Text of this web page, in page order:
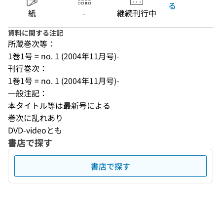
紙 - 継続刊行中
る
資料に関する注記
所蔵巻次等：
1巻1号 = no. 1 (2004年11月号)-
刊行巻次：
1巻1号 = no. 1 (2004年11月号)-
一般注記：
本タイトル等は最新号による
巻次に乱れあり
DVD-videoとも
書店で探す
書店で探す